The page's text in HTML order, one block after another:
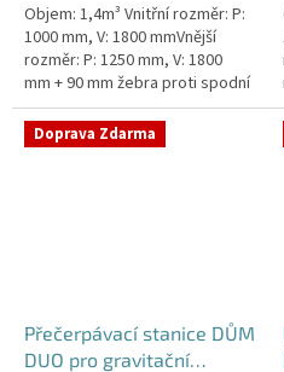
Objem: 1,4m³ Vnitřní rozměr: P:
1000 mm, V: 1800 mmVnější
rozměr: P: 1250 mm, V: 1800
mm + 90 mm žebra proti spodní
vodě + komínek Kvalitní a
výkonná přečerpávací stanice
k...
Doprava Zdarma
Přečerpávací stanice DŮM
DUO pro gravitační